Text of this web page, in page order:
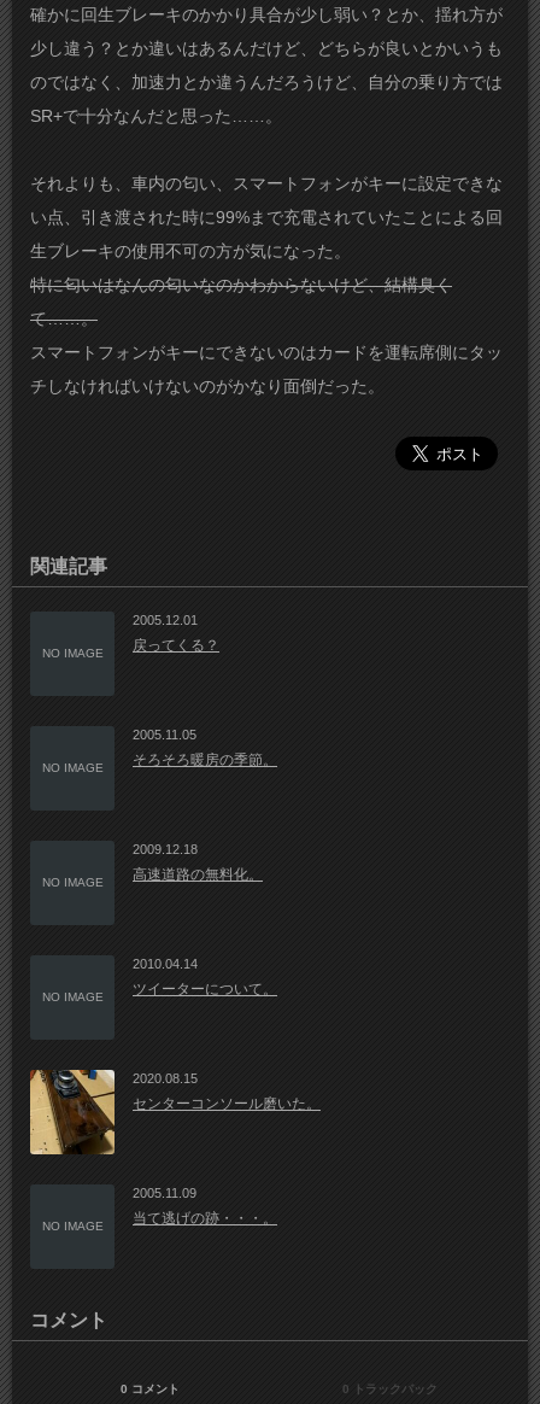
確かに回生ブレーキのかかり具合が少し弱い？とか、揺れ方が
少し違う？とか違いはあるんだけど、どちらが良いとかいうも
のではなく、加速力とか違うんだろうけど、自分の乗り方では
SR+で十分なんだと思った……。
それよりも、車内の匂い、スマートフォンがキーに設定できな
い点、引き渡された時に99%まで充電されていたことによる回
生ブレーキの使用不可の方が気になった。
特に匂いはなんの匂いなのかわからないけど、結構臭く
て……。
スマートフォンがキーにできないのはカードを運転席側にタッ
チしなければいけないのがかなり面倒だった。
関連記事
NO IMAGE
2005.12.01
戻ってくる？
NO IMAGE
2005.11.05
そろそろ暖房の季節。
NO IMAGE
2009.12.18
高速道路の無料化。
NO IMAGE
2010.04.14
ツイーターについて。
2020.08.15
センターコンソール磨いた。
NO IMAGE
2005.11.09
当て逃げの跡・・・。
コメント
0 コメント 0 トラックバック